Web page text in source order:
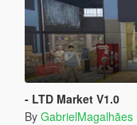
- LTD Market V1.0
By GabrielMagalhães